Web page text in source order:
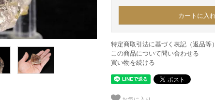
特定商取引法に基づく表記（返品等）
この商品について問い合わせる
買い物を続ける